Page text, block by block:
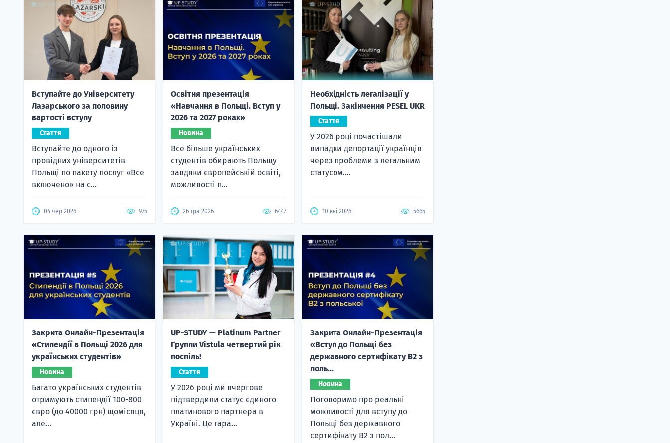
Вступайте до Університету
Лазарського за половину
вартості вступу
Стаття
Вступайте до одного із
провідних університетів
Польщі по пакету послуг «Все
включено» на с...
04 чер 2026 975
Освітня презентація
«Навчання в Польщі. Вступ у
2026 та 2027 роках»
Новина
Все більше українських
студентів обирають Польщу
завдяки європейській освіті,
можливості п...
26 тра 2026 6447
Необхідність легалізації у
Польщі. Закінчення PESEL UKR
Стаття
У 2026 році почастішали
випадки депортації українців
через проблеми з легальним
статусом....
10 кві 2026 5665
Закрита Онлайн-Презентація
«Стипендії в Польщі 2026 для
українських студентів»
Новина
Багато українських студентів
отримують стипендії 100-800
євро (до 40000 грн) щомісяця,
але...
UP-STUDY — Platinum Partner
Группи Vistula четвертий рік
поспіль!
Стаття
У 2026 році ми вчергове
підтвердили статус єдиного
платинового партнера в
Україні. Це гара...
Закрита Онлайн-Презентація
«Вступ до Польщі без
державного сертифікату B2 з
поль...
Новина
Поговоримо про реальні
можливості для вступу до
Польщі без державного
сертифікату B2 з пол...